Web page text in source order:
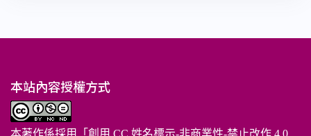
本站內容授權方式
本著作係採用「 創用 CC 姓名標示-非商業性-禁止改作 4.0